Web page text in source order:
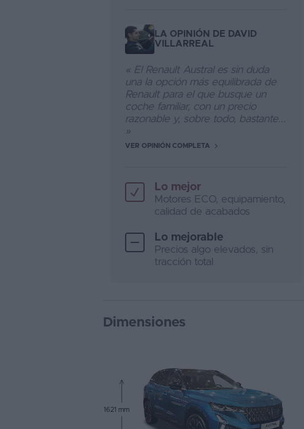
LA OPINIÓN DE DAVID
VILLARREAL
« El Renault Austral es sin duda
una la opción más equilibrada de
Renault para el que busque un
coche familiar, con un precio
razonable y, sobre todo, bastante...
»
VER OPINIÓN COMPLETA
Lo mejor
Motores ECO, equipamiento,
calidad de acabados
Lo mejorable
Precios algo elevados, sin
tracción total
Dimensiones
1621 mm